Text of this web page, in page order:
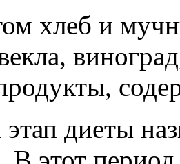
хлеб и
диеты